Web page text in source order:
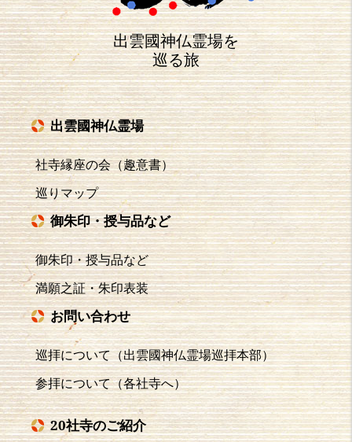
出雲國神仏霊場を
巡る旅
出雲國神仏霊場
社寺縁座の会（趣意書）
巡りマップ
御朱印・授与品など
御朱印・授与品など
満願之証・朱印表装
お問い合わせ
巡拝について（出雲國神仏霊場巡拝本部）
参拝について（各社寺へ）
20社寺のご紹介